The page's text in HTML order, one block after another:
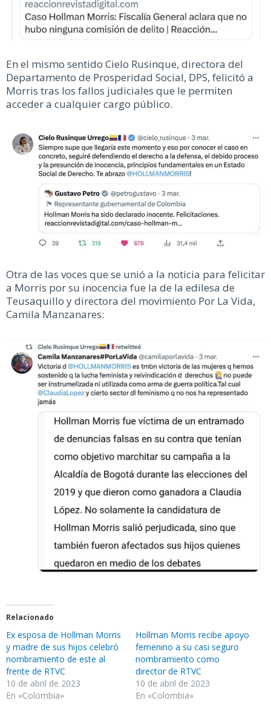
En el mismo sentido Cielo Rusinque, directora del
Departamento de Prosperidad Social, DPS, felicitó a
Morris tras los fallos judiciales que le permiten
acceder a cualquier cargo público.
Otra de las voces que se unió a la noticia para felicitar
a Morris por su inocencia fue la de la edilesa de
Teusaquillo y directora del movimiento Por La Vida,
Camila Manzanares:
Relacionado
Ex esposa de Hollman Morris
y madre de sus hijos celebró
nombramiento de este al
frente de RTVC
10 de abril de 2023
En «Colombia»
Hollman Morris recibe apoyo
femenino a su casi seguro
nombramiento como
director de RTVC
10 de abril de 2023
En «Colombia»